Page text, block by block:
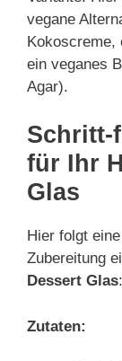
vegane
Kokoscreme,
ein veganes
Agar).
Schritt-
für Ihr
Glas
Hier folgt
Zubereitung
Dessert Glas:
Zutaten: